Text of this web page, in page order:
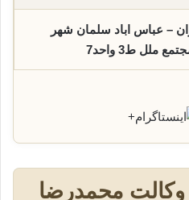
– عباس اباد سلمان شهر
ملل ط3 واحد7
+
وکالت محمدرضا